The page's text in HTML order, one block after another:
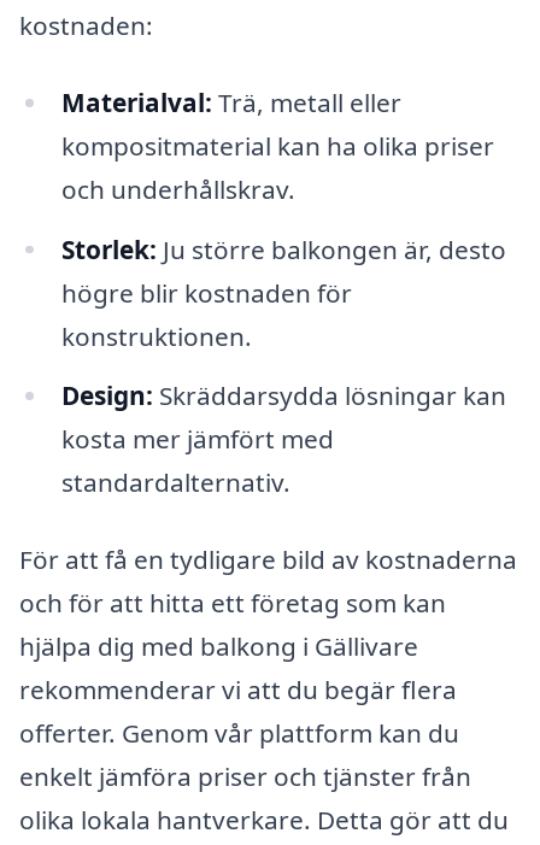
kostnaden:
Materialval: Trä, metall eller
kompositmaterial kan ha olika priser
och underhållskrav.
Storlek: Ju större balkongen är, desto
högre blir kostnaden för
konstruktionen.
Design: Skräddarsydda lösningar kan
kosta mer jämfört med
standardalternativ.
För att få en tydligare bild av kostnaderna
och för att hitta ett företag som kan
hjälpa dig med balkong i Gällivare
rekommenderar vi att du begär flera
offerter. Genom vår plattform kan du
enkelt jämföra priser och tjänster från
olika lokala hantverkare. Detta gör att du